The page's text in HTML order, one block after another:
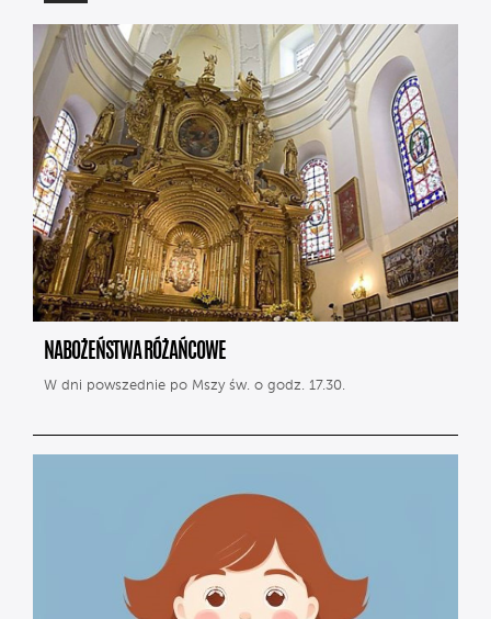
NABOŻEŃSTWA RÓŻAŃCOWE
W dni powszednie po Mszy św. o godz. 17.30.